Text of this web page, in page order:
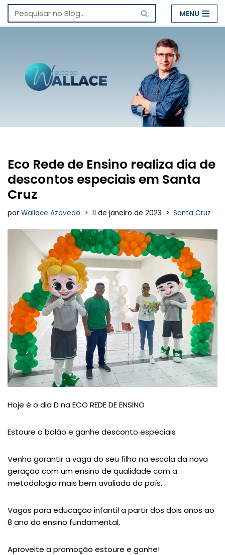
Pular
conteúdo
MENU
Eco Rede de Ensino realiza dia de
descontos especiais em Santa
Cruz
por Wallace Azevedo 11 de janeiro de 2023 Santa Cruz
Hoje é o dia D na ECO REDE DE ENSINO
Estoure o balão e ganhe desconto especiais
Venha garantir a vaga do seu filho na escola da nova
geração com um ensino de qualidade com a
metodologia mais bem avaliada do país.
Vagas para educação infantil a partir dos dois anos ao
8 ano do ensino fundamental.
Aproveite a promoção estoure e ganhe!